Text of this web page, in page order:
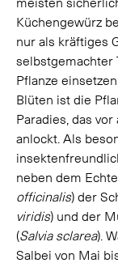
Küchengewürz
nur als kräftiges
selbstgemachter
Pflanze
Blüten ist die
Paradies, das
anlockt. Als
neben dem
officinalis) der
viridis) und der
(Salvia sclarea).
Salbei von Mai